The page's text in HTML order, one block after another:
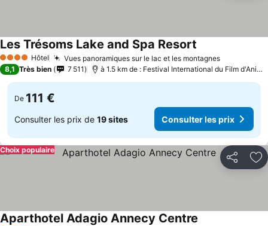
4 Étoiles Hôtel Vues panoramiques sur le lac et les montagnesConsulter
Les Trésoms Lake and Spa Resort
8,1 Très bien 7 511 à 1.5 km de : Festival International du Film
De 111 €
Consulter les prix de 19 sites Consulter les prix
Partager
Choix populaire
Aparthotel Adagio Annecy Centre